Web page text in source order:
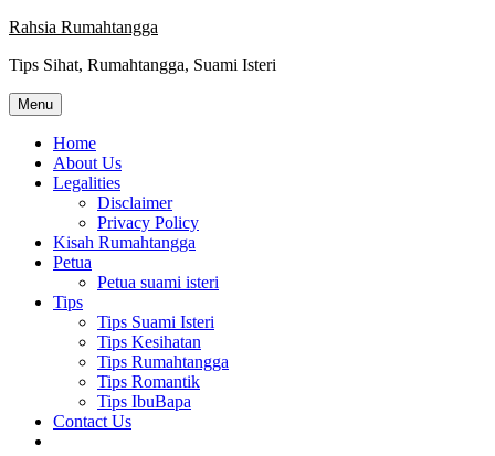
Skip
content
Rahsia Rumahtangga
Tips Sihat, Rumahtangga, Suami Isteri
Menu
Home
About Us
Legalities
Disclaimer
Privacy Policy
Kisah Rumahtangga
Petua
Petua suami isteri
Tips
Tips Suami Isteri
Tips Kesihatan
Tips Rumahtangga
Tips Romantik
Tips IbuBapa
Contact Us